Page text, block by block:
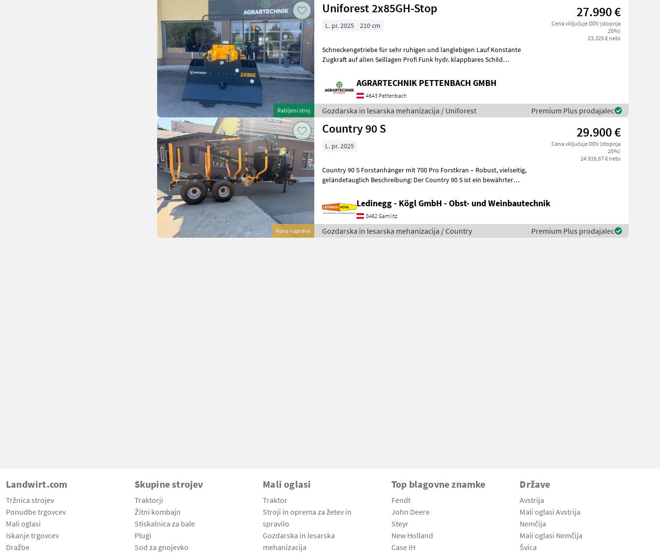
Rabljeni stroj
Uniforest 2x85GH-Stop 27.990 €
Cena vključuje DDV (stopnja
20%)
23.325 € neto
L. pr. 2025 210 cm
Schneckengetriebe für sehr ruhigen und langlebigen Lauf Konstante
Zugkraft auf allen Seillagen Profi Funk hydr. klappbares Schild
AGRARTECHNIK PETTENBACH GMBH
4643 Pettenbach
Gozdarska in lesarska mehanizacija / Uniforest Premium Plus prodajalec
Nova naprava
Country 90 S 29.900 €
Cena vključuje DDV (stopnja
20%)
24.916,67 € neto
L. pr. 2025
Country 90 S Forstanhänger mit 700 Pro Forstkran – Robust, vielseitig,
geländetauglich Beschreibung: Der Country 90 S ist ein bewährter
Ledinegg - Kögl GmbH - Obst- und Weinbautechnik
8462 Gamlitz
Gozdarska in lesarska mehanizacija / Country Premium Plus prodajalec
Landwirt.com
Tržnica strojev
Ponudbe trgovcev
Mali oglasi
Iskanje trgovcev
Dražbe
Skupine strojev
Traktorji
Žitni kombajn
Stiskalnica za bale
Plugi
Sod za gnojevko
Mali oglasi
Traktor
Stroji in oprema za žetev in
spravilo
Gozdarska in lesarska
mehanizacija
Top blagovne znamke
Fendt
John Deere
Steyr
New Holland
Case IH
Države
Avstrija
Mali oglasi Avstrija
Nemčija
Mali oglasi Nemčija
Švica